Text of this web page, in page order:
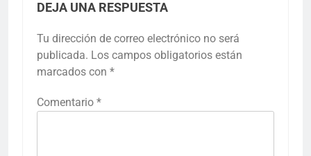
DEJA UNA RESPUESTA
Tu dirección de correo electrónico no será
publicada. Los campos obligatorios están
marcados con *
Comentario *